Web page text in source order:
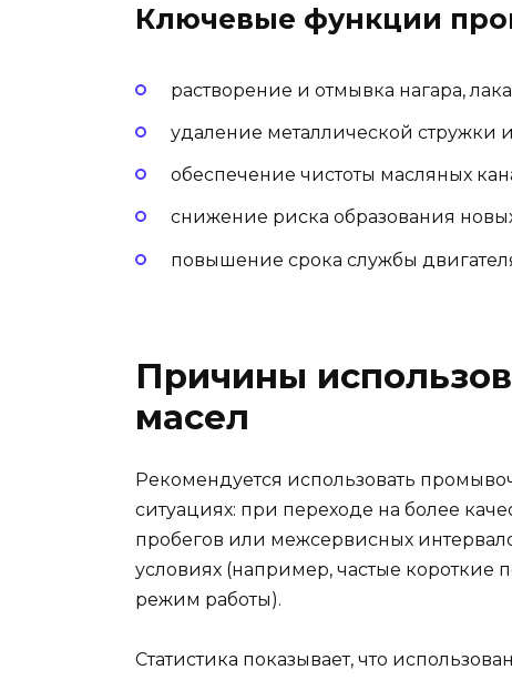
Ключевые функции
растворение и отмывка нагара,
удаление металлической стружки
обеспечение чистоты масляных
снижение риска образования
повышение срока службы
Причины
масел
Рекомендуется использовать
ситуациях: при переходе на более
пробегов или межсервисных
условиях (например, частые короткие
режим работы).
Статистика показывает, что